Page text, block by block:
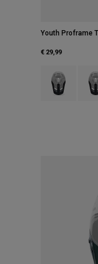
Youth Proframe
€ 29,99
Product